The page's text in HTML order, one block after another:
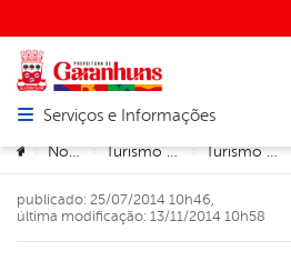
Abrir menu principal de navegação
Serviços e Informações
Você está aqui:
> Notícias > Turismo e Cultura > Turismo e Cultura
publicado: 25/07/2014 10h46,
última modificação: 13/11/2014 10h58